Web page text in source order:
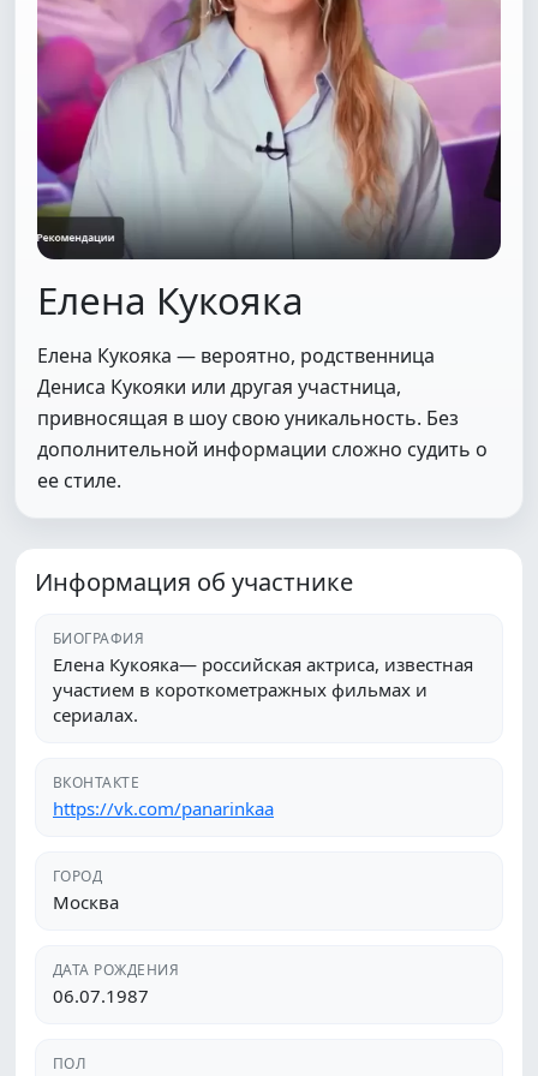
Елена Кукояка
Елена Кукояка — вероятно, родственница
Дениса Кукояки или другая участница,
привносящая в шоу свою уникальность. Без
дополнительной информации сложно судить о
ее стиле.
Информация об участнике
БИОГРАФИЯ
Елена Кукояка— российская актриса, известная
участием в короткометражных фильмах и
сериалах.
ВКОНТАКТЕ
https://vk.com/panarinkaa
ГОРОД
Москва
ДАТА РОЖДЕНИЯ
06.07.1987
ПОЛ